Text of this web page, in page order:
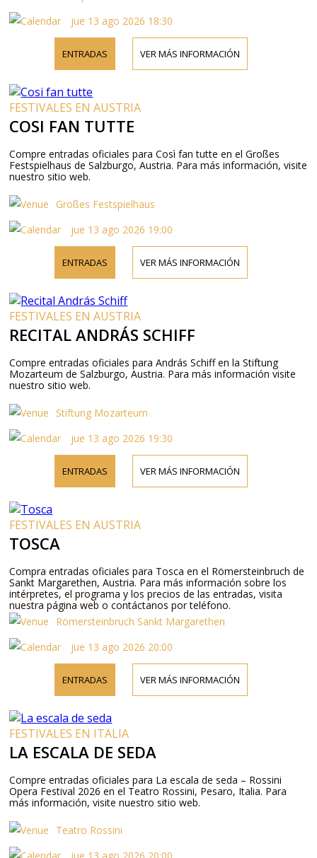
jue 13 ago 2026 18:30
ENTRADAS VER MÁS INFORMACIÓN
FESTIVALES EN AUSTRIA
COSI FAN TUTTE
Compre entradas oficiales para Così fan tutte en el Großes
Festspielhaus de Salzburgo, Austria. Para más información, visite
nuestro sitio web.
Großes Festspielhaus
jue 13 ago 2026 19:00
ENTRADAS VER MÁS INFORMACIÓN
FESTIVALES EN AUSTRIA
RECITAL ANDRÁS SCHIFF
Compre entradas oficiales para András Schiff en la Stiftung
Mozarteum de Salzburgo, Austria. Para más información visite
nuestro sitio web.
Stiftung Mozarteum
jue 13 ago 2026 19:30
ENTRADAS VER MÁS INFORMACIÓN
FESTIVALES EN AUSTRIA
TOSCA
Compra entradas oficiales para Tosca en el Römersteinbruch de
Sankt Margarethen, Austria. Para más información sobre los
intérpretes, el programa y los precios de las entradas, visita
nuestra página web o contáctanos por teléfono.
Römersteinbruch Sankt Margarethen
jue 13 ago 2026 20:00
ENTRADAS VER MÁS INFORMACIÓN
FESTIVALES EN ITALIA
LA ESCALA DE SEDA
Compre entradas oficiales para La escala de seda – Rossini
Opera Festival 2026 en el Teatro Rossini, Pesaro, Italia. Para
más información, visite nuestro sitio web.
Teatro Rossini